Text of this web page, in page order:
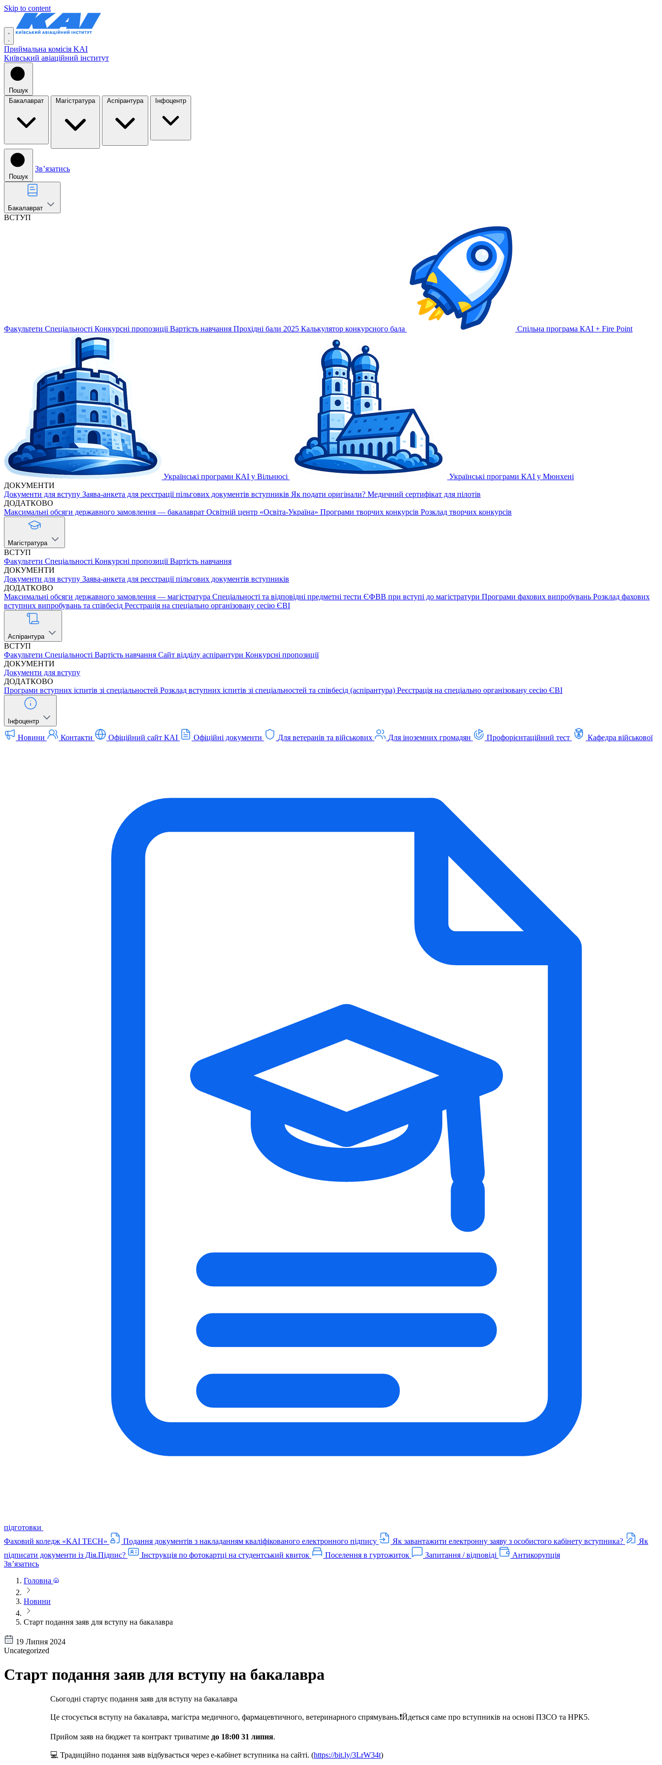
Skip to content
Приймальна комісія KAI
Київський авіаційний інститут
Пошук
Бакалаврат
Магістратура Аспірантура Інфоцентр
Пошук
Звʼязатись
Бакалаврат
ВСТУП
Факультети Спеціальності Конкурсні пропозиції Вартість навчання Прохідні бали 2025 Калькулятор конкурсного бала Спільна програма КАІ + Fire Point
Українські програми КАІ у Вільнюсі
Українські програми КАІ у Мюнхені
ДОКУМЕНТИ
Документи для вступу Заява-анкета для реєстрації пільгових документів вступників Як подати оригінали? Медичний сертифікат для пілотів
ДОДАТКОВО
Максимальні обсяги державного замовлення — бакалаврат Освітній центр «Освіта-Україна» Програми творчих конкурсів Розклад творчих конкурсів
Магістратура
ВСТУП
Факультети Спеціальності Конкурсні пропозиції Вартість навчання
ДОКУМЕНТИ
Документи для вступу Заява-анкета для реєстрації пільгових документів вступників
ДОДАТКОВО
Максимальні обсяги державного замовлення — магістратура Спеціальності та відповідні предметні тести ЄФВВ при вступі до магістратури Програми фахових випробувань Розклад фахових
вступних випробувань та співбесід Реєстрація на спеціально організовану сесію ЄВІ
Аспірантура
ВСТУП
Факультети Спеціальності Вартість навчання Сайт відділу аспірантури Конкурсні пропозиції
ДОКУМЕНТИ
Документи для вступу
ДОДАТКОВО
Програми вступних іспитів зі спеціальностей Розклад вступних іспитів зі спеціальностей та співбесід (аспірантура) Реєстрація на спеціально організовану сесію ЄВІ
Інфоцентр
Новини Контакти Офіційний сайт КАІ Офіційні документи Для ветеранів та військових Для іноземних громадян Профорієнтаційний тест Кафедра військової
підготовки
Фаховий коледж «KAI TECH»
Подання документів з накладанням кваліфікованого електронного підпису Як завантажити електронну заяву з особистого кабінету вступника?
Як
підписати документи із Дія.Підпис?
Інструкція по фотокартці на студентський квиток Поселення в гуртожиток Запитання / відповіді
Антикорупція
Звʼязатись
Головна
Новини
Старт подання заяв для вступу на бакалавра
19 Липня 2024
Uncategorized
Старт подання заяв для вступу на бакалавра
Сьогодні стартує подання заяв для вступу на бакалавра
Це стосується вступу на бакалавра, магістра медичного, фармацевтичного, ветеринарного спрямувань.❗️Йдеться саме про вступників на основі ПЗСО та НРК5.
Прийом заяв на бюджет та контракт триватиме до 18:00 31 липня.
💻 Традиційно подання заяв відбувається через е-кабінет вступника на сайті. (https://bit.ly/3LrW34t)